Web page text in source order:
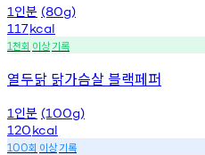
1 인분 (80g)
117kcal
1천회 이상기록
열두닭 닭가슴살 블랙페퍼
1 인분 (100g)
120kcal
100회 이상기록